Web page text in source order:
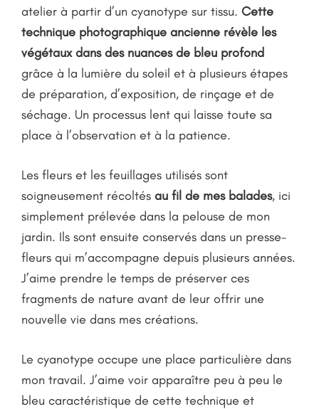
atelier à partir d’un cyanotype sur tissu. Cette
technique photographique ancienne révèle les
végétaux dans des nuances de bleu profond
grâce à la lumière du soleil et à plusieurs étapes
de préparation, d’exposition, de rinçage et de
séchage. Un processus lent qui laisse toute sa
place à l’observation et à la patience.
Les fleurs et les feuillages utilisés sont
soigneusement récoltés au fil de mes balades, ici
simplement prélevée dans la pelouse de mon
jardin. Ils sont ensuite conservés dans un presse-
fleurs qui m’accompagne depuis plusieurs années.
J’aime prendre le temps de préserver ces
fragments de nature avant de leur offrir une
nouvelle vie dans mes créations.
Le cyanotype occupe une place particulière dans
mon travail. J’aime voir apparaître peu à peu le
bleu caractéristique de cette technique et